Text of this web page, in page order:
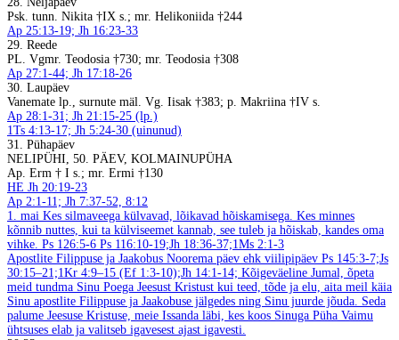
Psk. tunn. Nikita †IX s.; mr. Helikoniida †244
Ap 25:13-19; Jh 16:23-33
29. Reede
PL. Vgmr. Teodosia †730; mr. Teodosia †308
Ap 27:1-44; Jh 17:18-26
30. Laupäev
Vanemate lp., surnute mäl. Vg. Iisak †383; p. Makriina †IV s.
Ap 28:1-31; Jh 21:15-25 (lp.)
1Ts 4:13-17; Jh 5:24-30 (uinunud)
31. Pühapäev
NELIPÜHI, 50. PÄEV, KOLMAINUPÜHA
Ap. Erm † I s.; mr. Ermi †130
HE Jh 20:19-23
Ap 2:1-11; Jh 7:37-52, 8:12
1. mai Kes silmaveega külvavad, lõikavad hõiskamisega. Kes minnes
kõnnib nuttes, kui ta külviseemet kannab, see tuleb ja hõiskab, kandes oma
vihke. Ps 126:5-6 Ps 116:10-19;Jh 18:36-37;1Ms 2:1-3
Apostlite Filippuse ja Jaakobus Noorema päev ehk viilipipäev Ps 145:3-7;Js
30:15–21;1Kr 4:9–15 (Ef 1:3-10);Jh 14:1-14; Kõigeväeline Jumal, õpeta
meid tundma Sinu Poega Jeesust Kristust kui teed, tõde ja elu, aita meil käia
Sinu apostlite Filippuse ja Jaakobuse jälgedes ning Sinu juurde jõuda. Seda
palume Jeesuse Kristuse, meie Issanda läbi, kes koos Sinuga Püha Vaimu
ühtsuses elab ja valitseb igavesest ajast igavesti.